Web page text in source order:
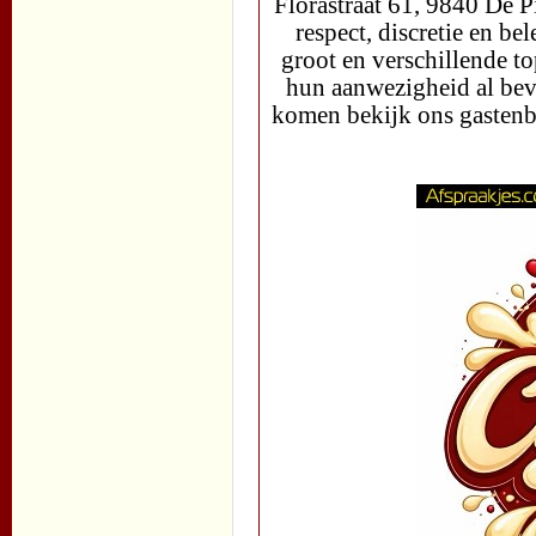
respect, discretie en
groot en verschillende
hun aanwezigheid al
komen bekijk ons